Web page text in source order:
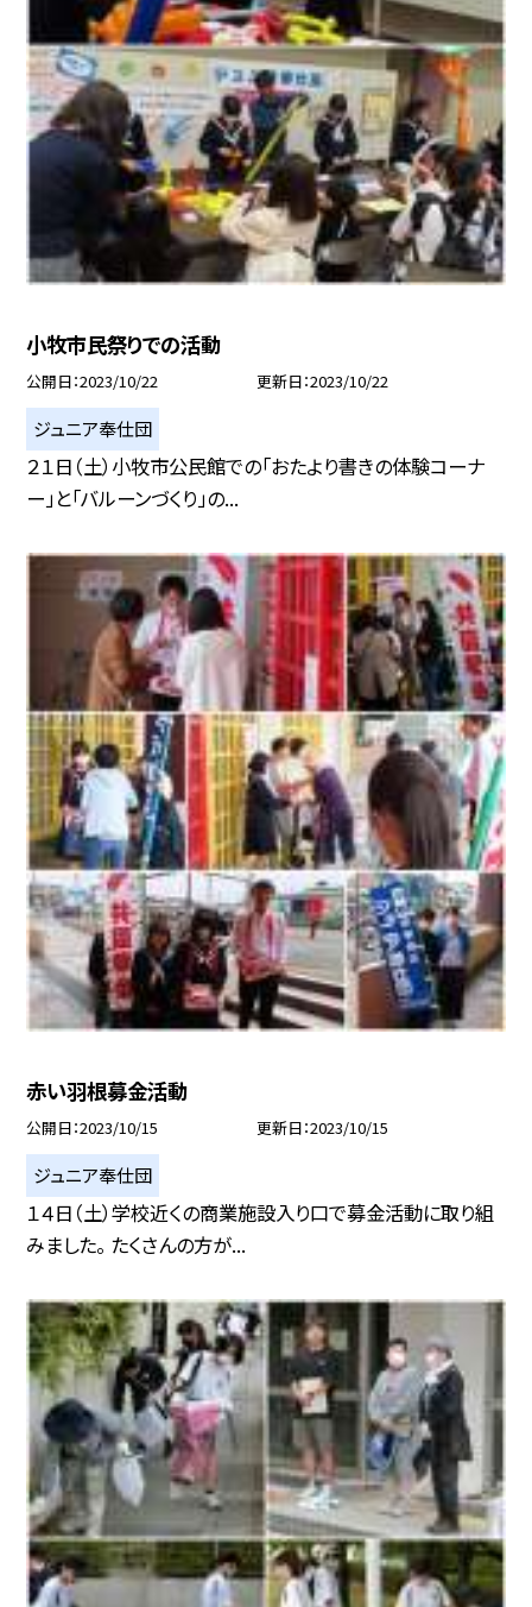
小牧市民祭りでの活動
公開日 2023/10/22 更新日 2023/10/22
ジュニア奉仕団
２１日（土）小牧市公民館での「おたより書きの体験コーナ
ー」と「バルーンづくり」の...
赤い羽根募金活動
公開日 2023/10/15 更新日 2023/10/15
ジュニア奉仕団
１４日（土）学校近くの商業施設入り口で募金活動に取り組
みました。 たくさんの方が...